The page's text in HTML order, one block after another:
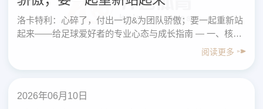
洛卡特利：心碎了，付出一切&为团队骄傲；要一起重新站
起来——给足球爱好者的专业心态与成长指南 — 一、核心
总结（先给结论） 围绕“洛卡特利：心碎了，付出一……
阅读更多
2026年06月10日